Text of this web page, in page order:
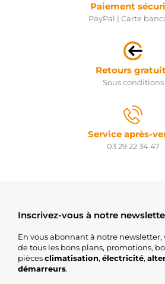
Paiement
PayPal | Carte
Retours
Sous conditions
Service après-
03 29 22 34 47
Inscrivez-vous à notre
En vous abonnant à notre newsletter,
de tous les bons plans, promotions,
piècesclimatisation, électricité,
démarreurs.